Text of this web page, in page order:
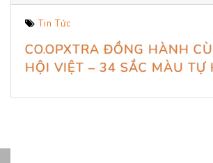
Tin Tức
CO.OPXTRA ĐỒNG HÀNH
HỘI VIỆT – 34 SẮC MÀU TỰ
TRÌNH MUA SẮM